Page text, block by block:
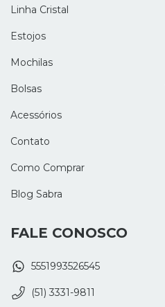
Linha Cristal
Estojos
Mochilas
Bolsas
Acessórios
Contato
Como Comprar
Blog Sabra
FALE CONOSCO
5551993526545
(51) 3331-9811